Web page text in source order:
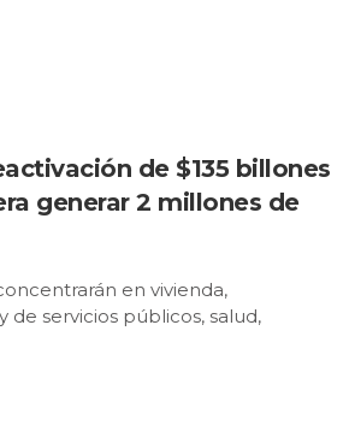
de $135 billones
generar 2 millones de
en vivienda,
de servicios públicos, salud,